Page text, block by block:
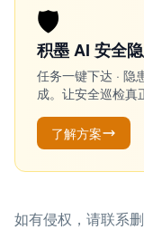
🛡️
积墨 AI 安全
任务一键下达 · 隐
成。让安全巡检真
了解方案
如有侵权，请联系删